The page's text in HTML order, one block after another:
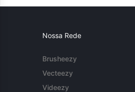
Nossa Rede
Brusheezy
Vecteezy
Videezy